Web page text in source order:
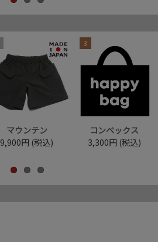
マウンテン
9,900円 (税込)
3
コンベックス
3,300円 (税込)